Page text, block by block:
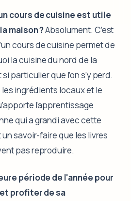
cours de cuisine est utile
maison ?Absolument. C’est
cours de cuisine permet de
la cuisine du nord de la
particulier que l’on s’y perd.
ingrédients locaux et le
l’apprentissage
qui a grandi avec cette
savoir-faire que les livres
pas reproduire.
période de l'année pour
profiter de sa